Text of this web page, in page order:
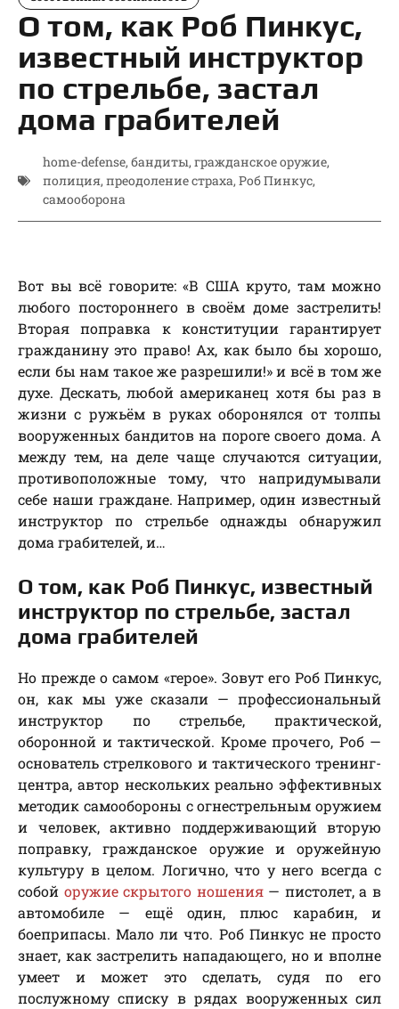
О том, как Роб Пинкус,
известный инструктор
по стрельбе, застал
дома грабителей
home-defense, бандиты, гражданское оружие,
полиция, преодоление страха, Роб Пинкус,
самооборона
Вот вы всё говорите: «В США круто, там можно
любого постороннего в своём доме застрелить!
Вторая поправка к конституции гарантирует
гражданину это право! Ах, как было бы хорошо,
если бы нам такое же разрешили!» и всё в том же
духе. Дескать, любой американец хотя бы раз в
жизни с ружьём в руках оборонялся от толпы
вооруженных бандитов на пороге своего дома. А
между тем, на деле чаще случаются ситуации,
противоположные тому, что напридумывали
себе наши граждане. Например, один известный
инструктор по стрельбе однажды обнаружил
дома грабителей, и…
О том, как Роб Пинкус, известный
инструктор по стрельбе, застал
дома грабителей
Но прежде о самом «герое». Зовут его Роб Пинкус,
он, как мы уже сказали — профессиональный
инструктор по стрельбе, практической,
оборонной и тактической. Кроме прочего, Роб —
основатель стрелкового и тактического тренинг-
центра, автор нескольких реально эффективных
методик самообороны с огнестрельным оружием
и человек, активно поддерживающий вторую
поправку, гражданское оружие и оружейную
культуру в целом. Логично, что у него всегда с
собой оружие скрытого ношения— пистолет, а в
автомобиле — ещё один, плюс карабин, и
боеприпасы. Мало ли что. Роб Пинкус не просто
знает, как застрелить нападающего, но и вполне
умеет и может это сделать, судя по его
послужному списку в рядах вооруженных сил